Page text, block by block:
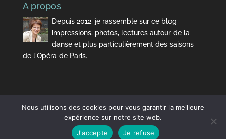
A propos
Depuis 2012, je rassemble sur ce blog
impressions, photos, lectures autour de la
danse et plus particulièrement des saisons
de l'Opéra de Paris.
Elegant Themes | Propulsé par
Nous utilisons des cookies pour vous garantir la meilleure
expérience sur notre site web.
J'accepte
Je refuse